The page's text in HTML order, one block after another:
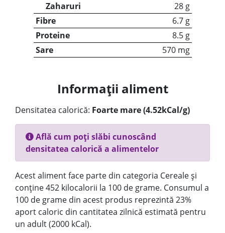
Zaharuri
28 g
Fibre
6.7 g
Proteine
8.5 g
Sare
570 mg
Informații aliment
Densitatea calorică: Foarte mare (4.52kCal/g)
Află cum poți slăbi cunoscând
densitatea calorică a alimentelor
Acest aliment face parte din categoria Cereale și
conține 452 kilocalorii la 100 de grame. Consumul a
100 de grame din acest produs reprezintă 23%
aport caloric din cantitatea zilnică estimată pentru
un adult (2000 kCal).